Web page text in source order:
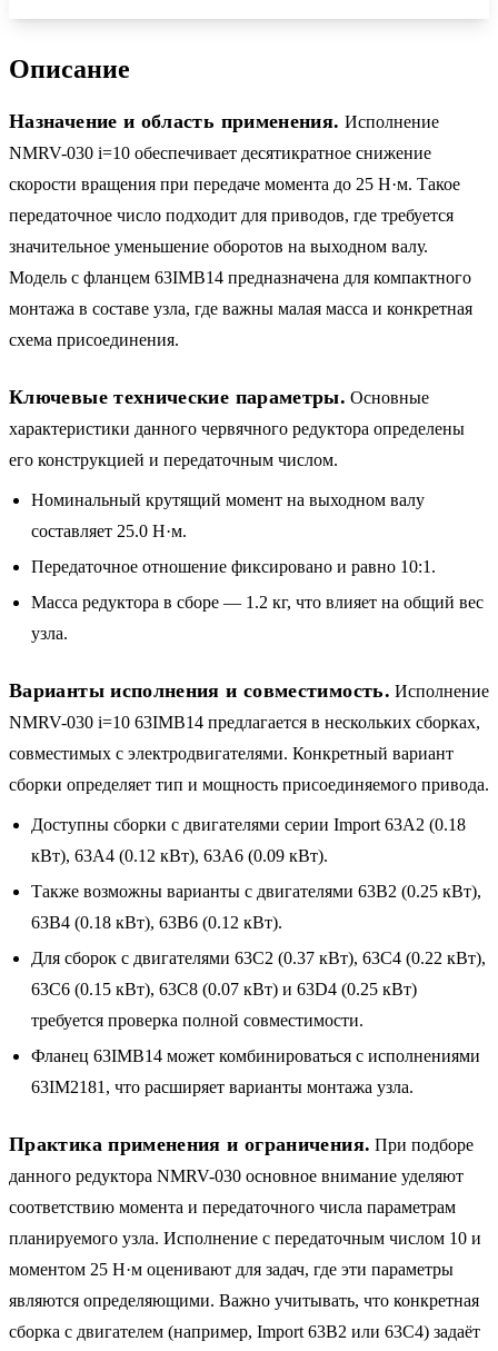
Описание
Назначение и область применения. Исполнение
NMRV-030 i=10 обеспечивает десятикратное снижение
скорости вращения при передаче момента до 25 Н·м. Такое
передаточное число подходит для приводов, где требуется
значительное уменьшение оборотов на выходном валу.
Модель с фланцем 63IMB14 предназначена для компактного
монтажа в составе узла, где важны малая масса и конкретная
схема присоединения.
Ключевые технические параметры. Основные
характеристики данного червячного редуктора определены
его конструкцией и передаточным числом.
Номинальный крутящий момент на выходном валу
составляет 25.0 Н·м.
Передаточное отношение фиксировано и равно 10:1.
Масса редуктора в сборе — 1.2 кг, что влияет на общий вес
узла.
Варианты исполнения и совместимость. Исполнение
NMRV-030 i=10 63IMB14 предлагается в нескольких сборках,
совместимых с электродвигателями. Конкретный вариант
сборки определяет тип и мощность присоединяемого привода.
Доступны сборки с двигателями серии Import 63A2 (0.18
кВт), 63A4 (0.12 кВт), 63A6 (0.09 кВт).
Также возможны варианты с двигателями 63B2 (0.25 кВт),
63B4 (0.18 кВт), 63B6 (0.12 кВт).
Для сборок с двигателями 63C2 (0.37 кВт), 63C4 (0.22 кВт),
63C6 (0.15 кВт), 63C8 (0.07 кВт) и 63D4 (0.25 кВт)
требуется проверка полной совместимости.
Фланец 63IMB14 может комбинироваться с исполнениями
63IM2181, что расширяет варианты монтажа узла.
Практика применения и ограничения. При подборе
данного редуктора NMRV-030 основное внимание уделяют
соответствию момента и передаточного числа параметрам
планируемого узла. Исполнение с передаточным числом 10 и
моментом 25 Н·м оценивают для задач, где эти параметры
являются определяющими. Важно учитывать, что конкретная
сборка с двигателем (например, Import 63B2 или 63C4) задаёт